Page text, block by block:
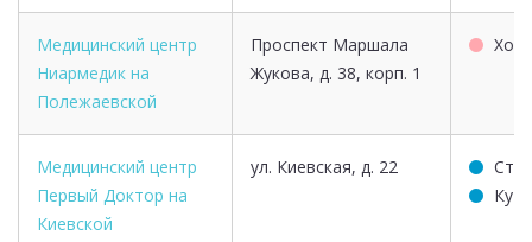
Медицинский центр
Ниармедик на
Полежаевской
Проспект Маршала
Жукова, д. 38, корп. 1
Медицинский центр
Первый Доктор на
Киевской
ул. Киевская, д. 22